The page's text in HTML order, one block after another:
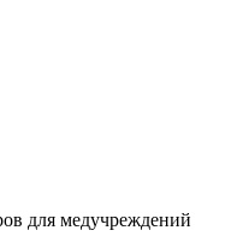
для медучреждений